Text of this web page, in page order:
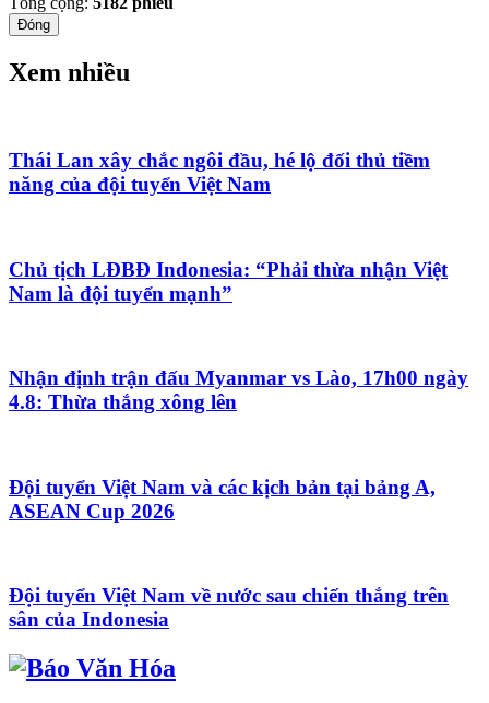
Đóng
Xem nhiều
Thái Lan xây chắc ngôi đầu, hé lộ đối thủ tiềm
năng của đội tuyển Việt Nam
Chủ tịch LĐBĐ Indonesia: “Phải thừa nhận Việt
Nam là đội tuyển mạnh”
Nhận định trận đấu Myanmar vs Lào, 17h00 ngày
4.8: Thừa thắng xông lên
Đội tuyển Việt Nam và các kịch bản tại bảng A,
ASEAN Cup 2026
Đội tuyển Việt Nam về nước sau chiến thắng trên
sân của Indonesia